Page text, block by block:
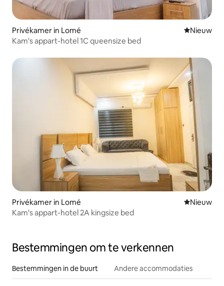
Privékamer in Lomé Nieuwe
Nieuw
Kam's appart-hotel 1C queensize bed
Privékamer in Lomé Nieuwe
Nieuw
Kam's appart-hotel 2A kingsize bed
Bestemmingen om te verkennen
Bestemmingen in de buurt Andere accommodaties